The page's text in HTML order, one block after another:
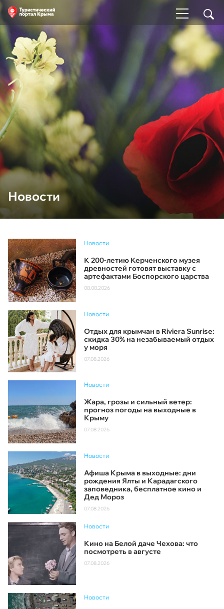
Новости
Новости
К 200-летию Керченского музея
древностей готовят выставку с
артефактами Боспорского царства
08.08.2026
Новости
Отдых для крымчан в Riviera Sunrise:
скидка 30% на незабываемый отдых
у моря
07.08.2026
Новости
Жара, грозы и сильный ветер:
прогноз погоды на выходные в
Крыму
07.08.2026
Новости
Афиша Крыма в выходные: дни
рождения Ялты и Карадагского
заповедника, бесплатное кино и
Дед Мороз
07.08.2026
Новости
Кино на Белой даче Чехова: что
посмотреть в августе
07.08.2026
Новости